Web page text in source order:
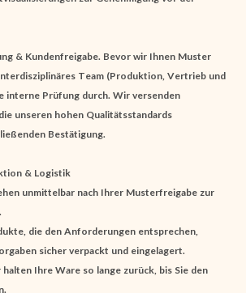
& Kundenfreigabe. Bevor wir Ihnen Muster
Team (Produktion, Vertrieb und
interne Prüfung durch. Wir versenden
unseren hohen Qualitätsstandards
Bestätigung.
& Logistik
unmittelbar nach Ihrer Musterfreigabe zur
die den Anforderungen entsprechen,
sicher verpackt und eingelagert.
Ihre Ware so lange zurück, bis Sie den